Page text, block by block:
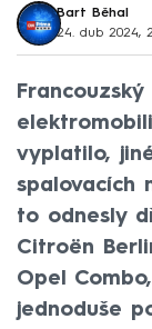
Bart Běhal
24. dub 2024,
vyplatilo,
spalovacích
to odnesly
Citroën
Opel
jednoduše